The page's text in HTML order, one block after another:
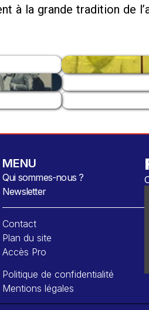
à la grande tradition de
MENU
Qui sommes-nous ?
Newsletter
Contact
Plan du site
Accès Pro
Politique de confidentialité
Mentions légales